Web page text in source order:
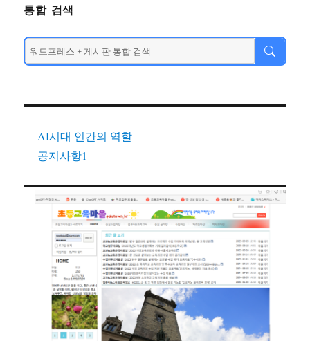
통합 검색
AI시대 인간의 역할
공지사항1